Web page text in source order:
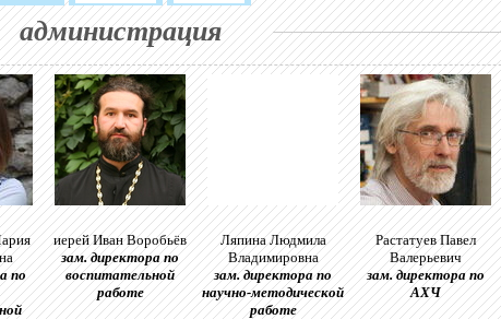
администрация
по
иерей Иван Воробьёв
зам. директора по
воспитательной
работе
Ляпина Людмила
Владимировна
зам. директора по
научно-методической
работе
Растатуев Павел
Валерьевич
зам. директора по
АХЧ